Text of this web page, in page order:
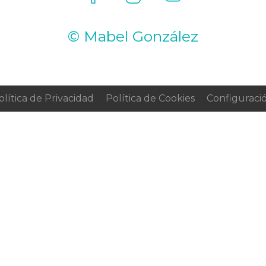
© Mabel González
de Privacidad Política de Cookies